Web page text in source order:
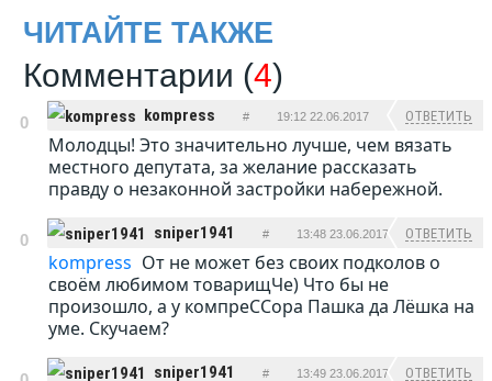
ЧИТАЙТЕ ТАКЖЕ
Комментарии (4)
0 kompress # 19:12 22.06.2017 ОТВЕТИТЬ
Молодцы! Это значительно лучше, чем вязать
местного депутата, за желание рассказать
правду о незаконной застройки набережной.
0 sniper1941 # 13:48 23.06.2017 ОТВЕТИТЬ
kompress От не может без своих подколов о
своём любимом товарищЧе) Что бы не
произошло, а у компреССора Пашка да Лёшка на
уме. Скучаем?
sniper1941 # 13:49 23.06.2017 ОТВЕТИТЬ